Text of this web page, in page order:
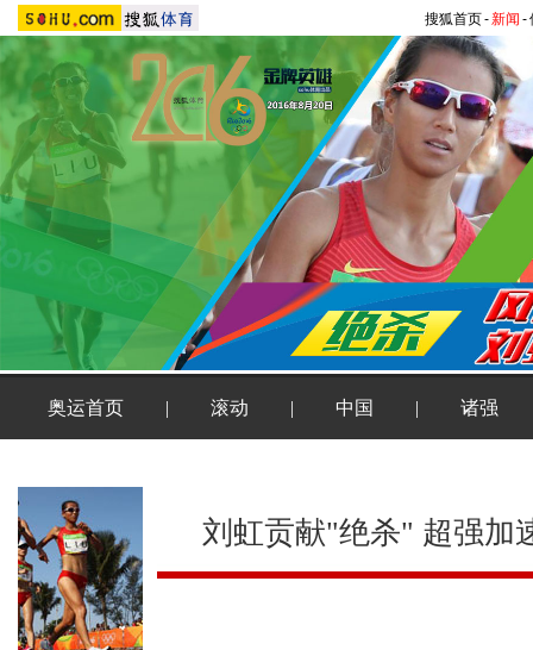
搜狐首页-新闻 -
奥运首页 | 滚动 | 中国 | 诸强
刘虹贡献"绝杀" 超强加